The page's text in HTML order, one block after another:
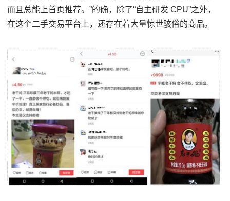
而且总能上首页推荐。”的确，除了“自主研发 CPU”之外，
在这个二手交易平台上，还存在着大量惊世骇俗的商品。